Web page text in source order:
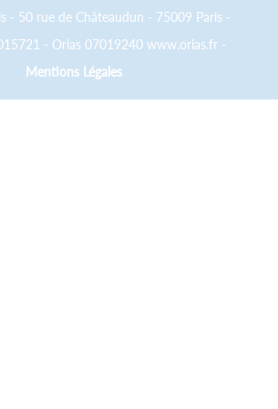
- 50 rue de Châteaudun - 75009 Paris -
- Orias 07019240 www.orias.fr -
Mentions Légales